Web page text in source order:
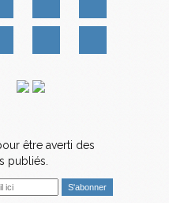
être averti des
publiés.